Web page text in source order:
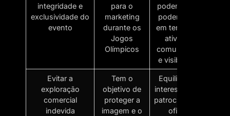
integridade e
exclusividade do
evento
para o
marketing
durante os
Jogos
Olímpicos
podem e não
podem fazer
em termos de
ativação,
comunicação
e visibilidade
Evitar a
exploração
comercial
indevida
Tem o
objetivo de
proteger a
imagem e o
Equilibrar os
interesses dos
patrocinadores
oficiais